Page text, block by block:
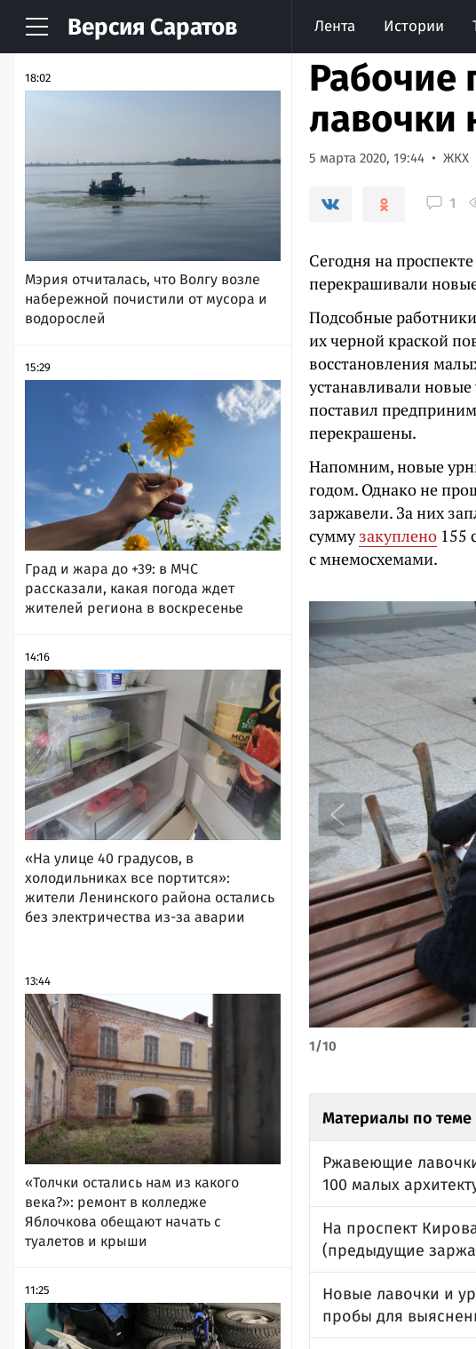
Версия Саратов Лента Истории
НОВОСТИ АРХИВ
18:02
Мэрия отчиталась, что Волгу возле
набережной почистили от мусора и
водорослей
15:29
Град и жара до +39: в МЧС
рассказали, какая погода ждет
жителей региона в воскресенье
14:16
«На улице 40 градусов, в
холодильниках все портится»:
жители Ленинского района остались
без электричества из-за аварии
13:44
«Толчки остались нам из какого
века?»: ремонт в колледже
Яблочкова обещают начать с
туалетов и крыши
11:25
Рабочие
лавочки
5 марта 2020, 19:44 ЖКХ
1
Сегодня на
перекрашивали
Подсобные
их черной краской
восстановления
устанавливали
поставил
перекрашены.
Напомним, новые
годом. Однако не
заржавели. За них
суммузакуплено 155
с мнемосхемами.
1/10
Материалы по теме
Ржавеющие
100 малых
На проспект
(предыдущие
Новые лавочки и
пробы для